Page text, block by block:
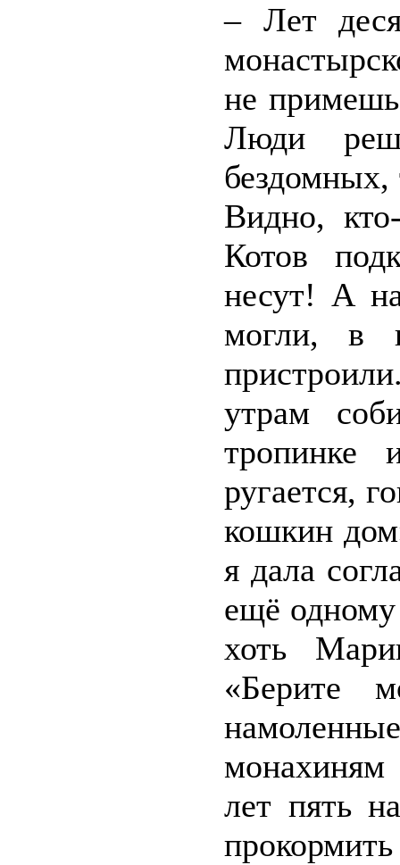
– Лет
не
Люди
Видно,
Котов
несут! А
могли, в
утрам
тропинке
ругается,
кошкин
я дала
ещё
хоть
«Берите
лет пять